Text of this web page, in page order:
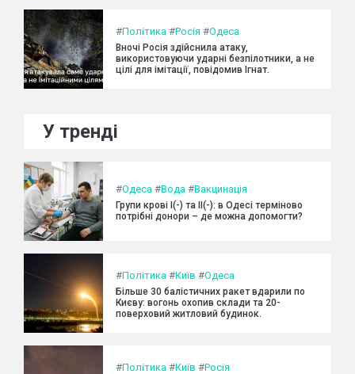
#Політика #Росія #Одеса
Вночі Росія здійснила атаку,
використовуючи ударні безпілотники, а не
цілі для імітації, повідомив Ігнат.
У тренді
#Одеса #Вода #Вакцинація
Групи крові I(-) та II(-): в Одесі терміново
потрібні донори – де можна допомогти?
#Політика #Київ #Одеса
Більше 30 балістичних ракет вдарили по
Києву: вогонь охопив склади та 20-
поверховий житловий будинок.
#Політика #Київ #Росія